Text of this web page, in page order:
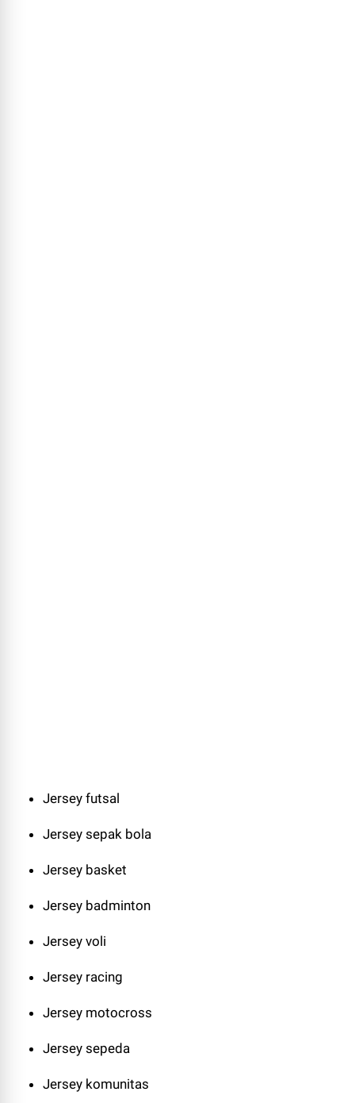
Jersey futsal
Jersey sepak bola
Jersey basket
Jersey badminton
Jersey voli
Jersey racing
Jersey motocross
Jersey sepeda
Jersey komunitas